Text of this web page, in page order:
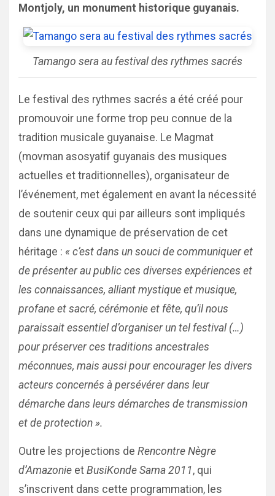
Montjoly, un monument historique guyanais.
Tamango sera au festival des rythmes sacrés
Le festival des rythmes sacrés a été créé pour
promouvoir une forme trop peu connue de la
tradition musicale guyanaise. Le Magmat
(movman asosyatif guyanais des musiques
actuelles et traditionnelles), organisateur de
l’événement, met également en avant la nécessité
de soutenir ceux qui par ailleurs sont impliqués
dans une dynamique de préservation de cet
héritage : « c’est dans un souci de communiquer et
de présenter au public ces diverses expériences et
les connaissances, alliant mystique et musique,
profane et sacré, cérémonie et fête, qu’il nous
paraissait essentiel d’organiser un tel festival (…)
pour préserver ces traditions ancestrales
méconnues, mais aussi pour encourager les divers
acteurs concernés à persévérer dans leur
démarche dans leurs démarches de transmission
et de protection ».
Outre les projections de Rencontre Nègre
d’Amazonie et BusiKonde Sama 2011, qui
s’inscrivent dans cette programmation, les